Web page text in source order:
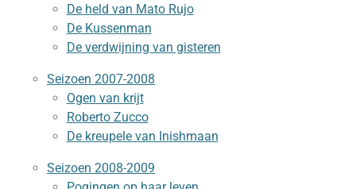
De held van Mato Rujo
De Kussenman
De verdwijning van gisteren
Seizoen 2007-2008
Ogen van krijt
Roberto Zucco
De kreupele van Inishmaan
Seizoen 2008-2009